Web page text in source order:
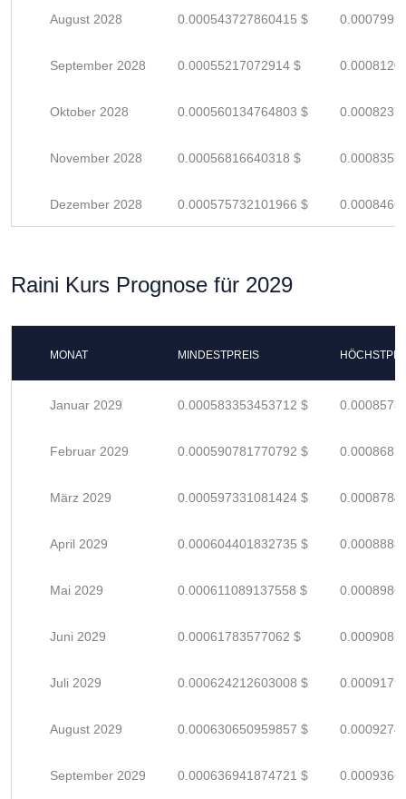
August 2028 0.000543727860415 $
September 2028 0.00055217072914 $
Oktober 2028 0.000560134764803 $
November 2028 0.00056816640318 $
Dezember 2028 0.000575732101966 $
Raini Kurs Prognose für 2029
MONAT MINDESTPREIS
Januar 2029 0.000583353453712 $
Februar 2029 0.000590781770792 $
März 2029 0.000597331081424 $
April 2029 0.000604401832735 $
Mai 2029 0.000611089137558 $
Juni 2029 0.00061783577062 $
Juli 2029 0.000624212603008 $
August 2029 0.000630650959857 $
September 2029 0.000636941874721 $